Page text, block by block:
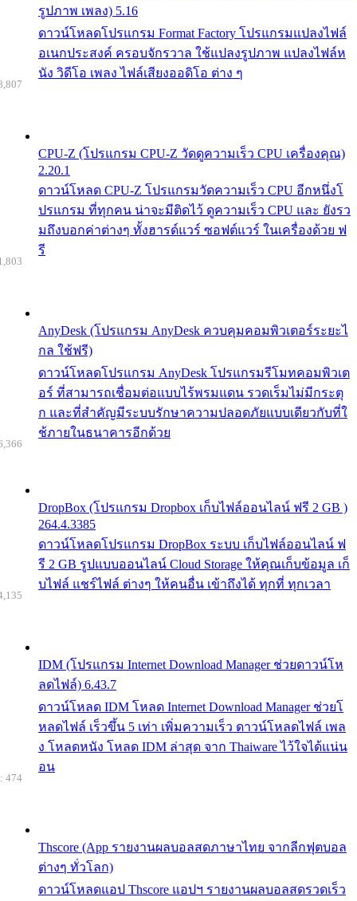
รูปภาพ เพลง) 5.16
ดาวน์โหลดโปรแกรม Format Factory โปรแกรมแปลงไฟล์
อเนกประสงค์ ครอบจักรวาล ใช้แปลงรูปภาพ แปลงไฟล์ห
นัง วิดีโอ เพลง ไฟล์เสียงออดิโอ ต่าง ๆ
CPU-Z (โปรแกรม CPU-Z วัดดูความเร็ว CPU เครื่องคุณ)
2.20.1
ดาวน์โหลด CPU-Z โปรแกรมวัดความเร็ว CPU อีกหนึ่งโ
ปรแกรม ที่ทุกคน น่าจะมีติดไว้ ดูความเร็ว CPU และ ยังรว
มถึงบอกค่าต่างๆ ทั้งฮารด์แวร์ ซอฟต์แวร์ ในเครื่องด้วย ฟ
รี
AnyDesk (โปรแกรม AnyDesk ควบคุมคอมพิวเตอร์ระยะไ
กล ใช้ฟรี)
ดาวน์โหลดโปรแกรม AnyDesk โปรแกรมรีโมทคอมพิวเต
อร์ ที่สามารถเชื่อมต่อแบบไร้พรมแดน รวดเร็มไม่มีกระตุ
ก และที่สำคัญมีระบบรักษาความปลอดภัยแบบเดียวกับที่ใ
ช้ภายในธนาคารอีกด้วย
DropBox (โปรแกรม Dropbox เก็บไฟล์ออนไลน์ ฟรี 2 GB )
264.4.3385
ดาวน์โหลดโปรแกรม DropBox ระบบ เก็บไฟล์ออนไลน์ ฟ
รี 2 GB รูปแบบออนไลน์ Cloud Storage ให้คุณเก็บข้อมูล เก็
บไฟล์ แชร์ไฟล์ ต่างๆ ให้คนอื่น เข้าถึงได้ ทุกที่ ทุกเวลา
IDM (โปรแกรม Internet Download Manager ช่วยดาวน์โห
ลดไฟล์) 6.43.7
ดาวน์โหลด IDM โหลด Internet Download Manager ช่วยโ
หลดไฟล์ เร็วขึ้น 5 เท่า เพิ่มความเร็ว ดาวน์โหลดไฟล์ เพล
ง โหลดหนัง โหลด IDM ล่าสุด จาก Thaiware ไว้ใจได้แน่น
อน
Thscore (App รายงานผลบอลสดภาษาไทย จากลีกฟุตบอล
ต่างๆ ทั่วโลก)
ดาวน์โหลดแอป Thscore แอปฯ รายงานผลบอลสดรวดเร็ว
474